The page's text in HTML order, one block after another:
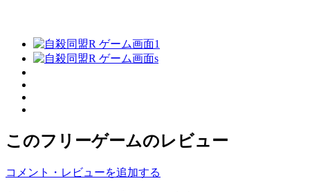
このフリーゲームのレビュー
コメント・レビューを追加する